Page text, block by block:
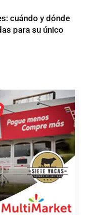
cuándo y dónde
para su único